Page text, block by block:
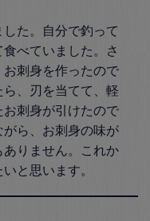
た。自分で釣って
べていました。さ
刺身を作ったので
、刃を当てて、軽
刺身が引けたので
ら、お刺身の味が
りません。これか
と思います。